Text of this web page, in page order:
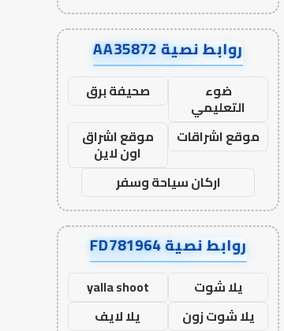
روابط نصية AA35872
ضوء
التعليمي
صحيفة برق
موقع اشراقات
موقع اشراق
اون لاين
اركان سياحة وسفر
روابط نصية FD781964
يلا شوت
yalla shoot
يلا شوت زون
يلا لايف